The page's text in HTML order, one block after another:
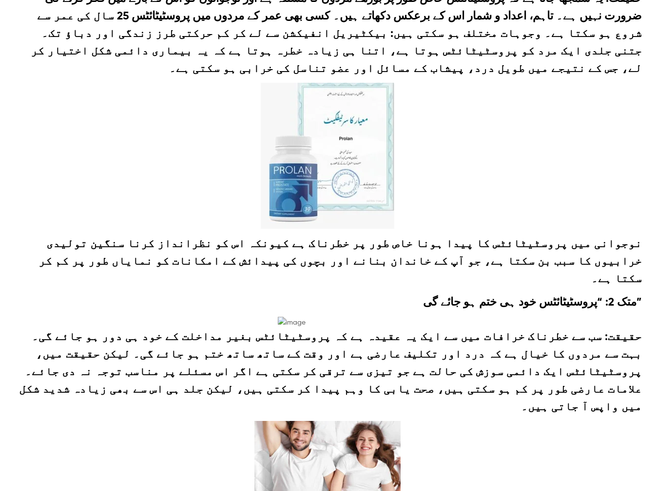
ضرورت نہیں ہے۔ تاہم، اعداد و شمار اس کے برعکس دکھاتے ہیں۔ کسی بھی عمر کے مردوں میں پروسٹیٹائٹس 25 سال کی عمر سے
شروع ہو سکتا ہے۔ وجوہات مختلف ہو سکتی ہیں: بیکٹیریل انفیکشن سے لے کر کم حرکتی طرز زندگی اور دباؤ تک۔
جتنی جلدی ایک مرد کو پروسٹیٹائٹس ہوتا ہے، اتنا ہی زیادہ خطرہ ہوتا ہے کہ یہ بیماری دائمی شکل اختیار کر
لے، جس کے نتیجے میں طویل درد، پیشاب کے مسائل اور عضو تناسل کی خرابی ہو سکتی ہے۔
نوجوانی میں پروسٹیٹائٹس کا پیدا ہونا خاص طور پر خطرناک ہے کیونکہ اس کو نظرانداز کرنا سنگین تولیدی
خرابیوں کا سبب بن سکتا ہے، جو آپ کے خاندان بنانے اور بچوں کی پیدائش کے امکانات کو نمایاں طور پر کم کر
سکتا ہے۔
متک 2: “پروسٹیٹائٹس خود ہی ختم ہو جائے گی”
حقیقت: سب سے خطرناک خرافات میں سے ایک یہ عقیدہ ہے کہ پروسٹیٹائٹس بغیر مداخلت کے خود ہی دور ہو جائے گی۔
بہت سے مردوں کا خیال ہے کہ درد اور تکلیف عارضی ہے اور وقت کے ساتھ ساتھ ختم ہو جائے گی۔ لیکن حقیقت میں،
پروسٹیٹائٹس ایک دائمی سوزش کی حالت ہے جو تیزی سے ترقی کر سکتی ہے اگر اس مسئلے پر مناسب توجہ نہ دی جائے۔
علامات عارضی طور پر کم ہو سکتی ہیں، صحت یابی کا وہم پیدا کر سکتی ہیں، لیکن جلد ہی اس سے بھی زیادہ شدید شکل
میں واپس آ جاتی ہیں۔